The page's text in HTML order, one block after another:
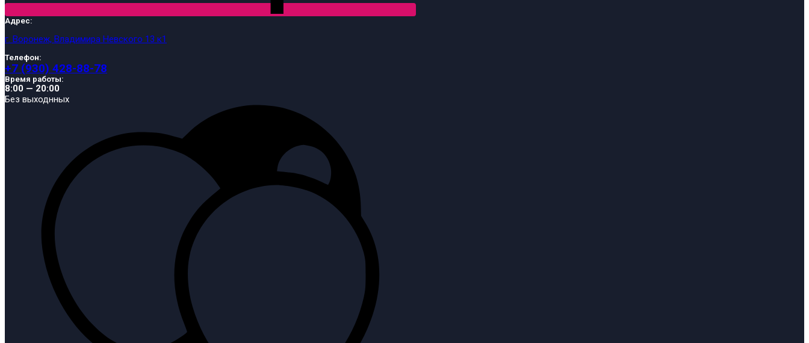
Адрес:
г. Воронеж, Владимира Невского 13 к1
Телефон:
+7 (930) 428-88-78
Время работы:
8:00 — 20:00
Без выходнных